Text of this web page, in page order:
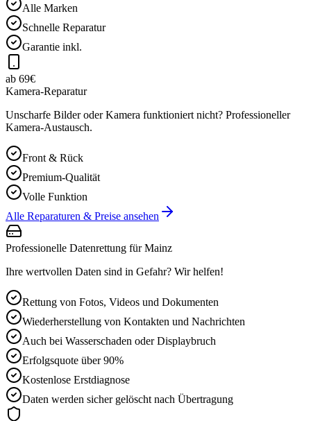
Alle Marken
Schnelle Reparatur
Garantie inkl.
ab 69€
Kamera-Reparatur
Unscharfe Bilder oder Kamera funktioniert nicht? Professioneller
Kamera-Austausch.
Front & Rück
Premium-Qualität
Volle Funktion
Alle Reparaturen & Preise ansehen
Professionelle Datenrettung fürMainz
Ihre wertvollen Daten sind in Gefahr? Wir helfen!
Rettung von Fotos, Videos und Dokumenten
Wiederherstellung von Kontakten und Nachrichten
Auch bei Wasserschaden oder Displaybruch
Erfolgsquote über 90%
Kostenlose Erstdiagnose
Daten werden sicher gelöscht nach Übertragung